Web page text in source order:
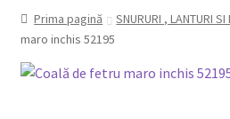
Coș produse
Prima pagină SNURURI , LANTURI SI
maro inchis 52195